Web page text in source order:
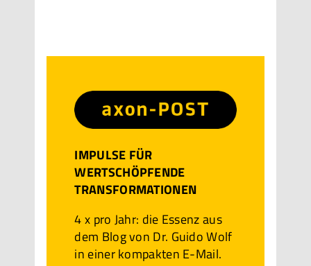
IMPULSE FÜR
WERTSCHÖPFENDE
TRANSFORMATIONEN
4 x pro Jahr: die Essenz aus
dem Blog von Dr. Guido Wolf
in einer kompakten E-Mail.